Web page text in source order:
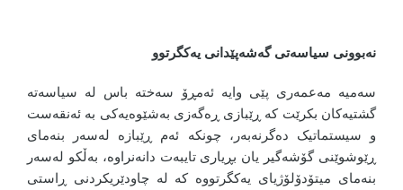
نەبوونی سیاسەتی گەشەپێدانی یەکگرتوو
سەمیە مەعمەری پێی وایە ئەمڕۆ سەختە باس لە سیاسەتە
گشتیەکان بکرێت کە ڕێبازی ڕەگەزی بەشێوەیەکی بە ئەنقەست
و سیستماتیک دەگرنەبەر، چونکە ئەم ڕێبازە لەسەر بنەمای
ڕێوشوێنی گۆشەگیر یان بڕیاری تایبەت دانەنراوە، بەڵکو لەسەر
بنەمای میتۆدۆلۆژیای یەکگرتووە کە لە چاودێریکردنی ڕاستی